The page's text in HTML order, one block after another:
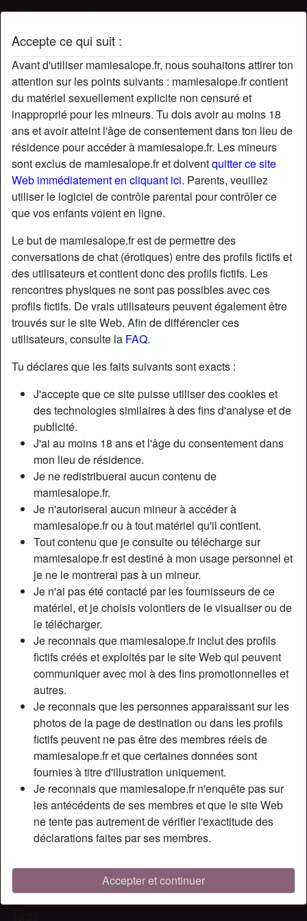
Accepte ce qui suit :
Avant d'utiliser mamiesalope.fr, nous souhaitons attirer ton
attention sur les points suivants : mamiesalope.fr contient
du matériel sexuellement explicite non censuré et
inapproprié pour les mineurs. Tu dois avoir au moins 18
ans et avoir atteint l'âge de consentement dans ton lieu de
résidence pour accéder à mamiesalope.fr. Les mineurs
sont exclus de mamiesalope.fr et doiventquitter ce site
Web immédiatement en cliquant ici. Parents, veuillez
utiliser le logiciel de contrôle parental pour contrôler ce
que vos enfants voient en ligne.
Le but de mamiesalope.fr est de permettre des
conversations de chat (érotiques) entre des profils fictifs et
des utilisateurs et contient donc des profils fictifs. Les
rencontres physiques ne sont pas possibles avec ces
profils fictifs. De vrais utilisateurs peuvent également être
trouvés sur le site Web. Afin de différencier ces
utilisateurs, consulte la FAQ.
Tu déclares que les faits suivants sont exacts :
J'accepte que ce site puisse utiliser des cookies et
des technologies similaires à des fins d'analyse et de
publicité.
J'ai au moins 18 ans et l'âge du consentement dans
mon lieu de résidence.
Je ne redistribuerai aucun contenu de
mamiesalope.fr.
Je n'autoriserai aucun mineur à accéder à
mamiesalope.fr ou à tout matériel qu'il contient.
Tout contenu que je consulte ou télécharge sur
mamiesalope.fr est destiné à mon usage personnel et
je ne le montrerai pas à un mineur.
Je n'ai pas été contacté par les fournisseurs de ce
matériel, et je choisis volontiers de le visualiser ou de
le télécharger.
Je reconnais que mamiesalope.fr inclut des profils
fictifs créés et exploités par le site Web qui peuvent
communiquer avec moi à des fins promotionnelles et
autres.
Je reconnais que les personnes apparaissant sur les
photos de la page de destination ou dans les profils
fictifs peuvent ne pas être des membres réels de
mamiesalope.fr et que certaines données sont
fournies à titre d'illustration uniquement.
Je reconnais que mamiesalope.fr n'enquête pas sur
les antécédents de ses membres et que le site Web
ne tente pas autrement de vérifier l'exactitude des
déclarations faites par ses membres.
Accepter et continuer
Mamie Salope
Profil de CleliaV
starAjouter chatDiscuter !
Nickname:
CleliaV
Âge:
39
Pays:
France
Département:
Haut-Rhin
Sexe:
Femme
Sexualité:
Hétéro
Relation:
Couleur des yeux:
Vert
Poids:
57 Kg
Fumeur(euse):
Oui
Description
Je suis une femme mure amateur d’exhibition en webcam
et de sexe en extérieur. Se faire une visio coquine va nous
permettre de faire un peu plus connaissance et aussi de
savoir si on se plaît car même si c’est pour un simple plan
q, il faut quand même qu’il y ait une certaine attirance. Je
me connecte en priorité le soir. Bisous.
Homme, Hétéro, Asiatique, Caucasien(ne), 18-25